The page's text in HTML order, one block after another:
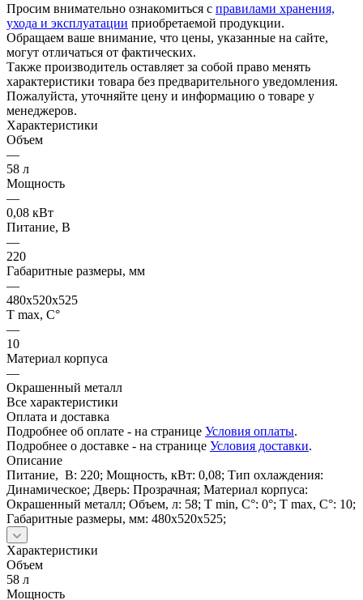
Просим внимательно ознакомиться с правилами хранения,
ухода и эксплуатации приобретаемой продукции.
Обращаем ваше внимание, что цены, указанные на сайте,
могут отличаться от фактических.
Также производитель оставляет за собой право менять
характеристики товара без предварительного уведомления.
Пожалуйста, уточняйте цену и информацию о товаре у
менеджеров.
Характеристики
Объем
—
58 л
Мощность
—
0,08 кВт
Питание, В
—
220
Габаритные размеры, мм
—
480x520x525
Т max, С°
—
10
Материал корпуса
—
Окрашенный металл
Все характеристики
Оплата и доставка
Подробнее об оплате - на странице Условия оплаты.
Подробнее о доставке - на странице Условия доставки.
Описание
Питание, В: 220; Мощность, кВт: 0,08; Тип охлаждения:
Динамическое; Дверь: Прозрачная; Материал корпуса:
Окрашенный металл; Объем, л: 58; Т min, C°: 0°; Т max, С°: 10;
Габаритные размеры, мм: 480x520x525;
Характеристики
Объем
58 л
Мощность